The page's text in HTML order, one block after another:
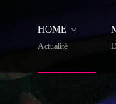
HOME
Actualité